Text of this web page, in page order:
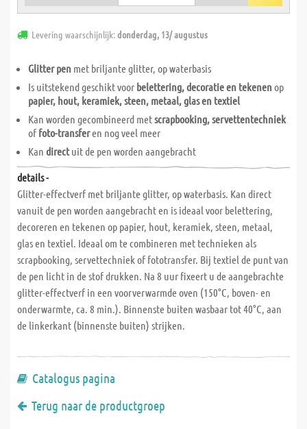
Levering waarschijnlijk:donderdag, 13/ augustus
Glitter pen met briljante glitter, op waterbasis
Is uitstekend geschikt voor belettering, decoratie en tekenenop
papier, hout, keramiek, steen, metaal, glas en textiel
Kan worden gecombineerd metscrapbooking, servettentechniek
of foto-transferen nog veel meer
Kan directuit de pen worden aangebracht
details -
Glitter-effectverf met briljante glitter, op waterbasis. Kan direct
vanuit de pen worden aangebracht en is ideaal voor belettering,
decoreren en tekenen op papier, hout, keramiek, steen, metaal,
glas en textiel. Ideaal om te combineren met technieken als
scrapbooking, servettechniek of fototransfer. Bij textiel de punt van
de pen licht in de stof drukken. Na 8 uur fixeert u de aangebrachte
glitter-effectverf in een voorverwarmde oven (150°C, boven- en
onderwarmte, ca. 8 min.). Binnenste buiten wasbaar tot 40°C, aan
de linkerkant (binnenste buiten) strijken.
Catalogus pagina
Terug naar de productgroep